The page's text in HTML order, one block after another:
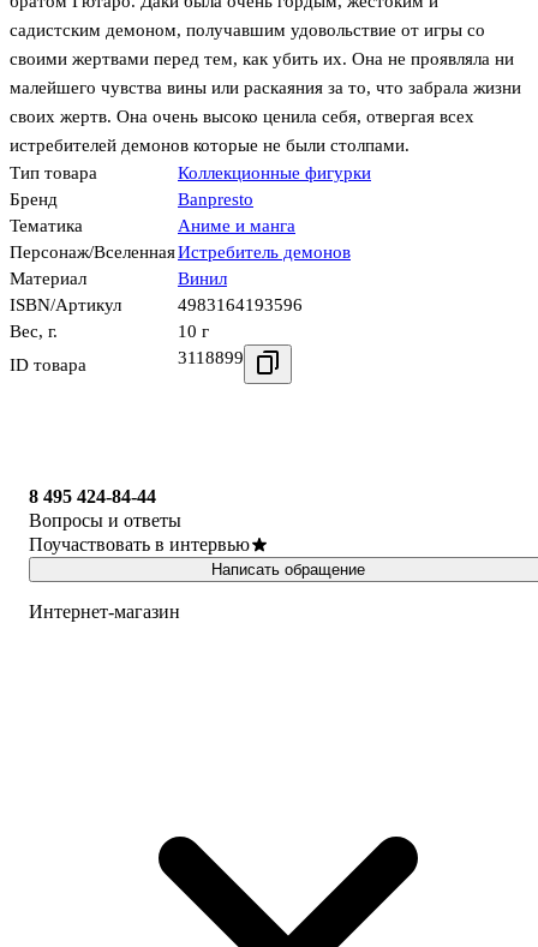
садистским демоном, получавшим удовольствие от игры со
своими жертвами перед тем, как убить их. Она не проявляла ни
малейшего чувства вины или раскаяния за то, что забрала жизни
своих жертв. Она очень высоко ценила себя, отвергая всех
истребителей демонов которые не были столпами.
Тип товара
Коллекционные фигурки
Бренд
Banpresto
Тематика
Аниме и манга
Персонаж/ВселеннаяИстребитель демонов
Материал
Винил
ISBN/Артикул
4983164193596
Вес, г.
10 г
ID товара
3118899
8 495 424-84-44
Вопросы и ответы
Поучаствовать в интервью
Написать обращение
Интернет-магазин